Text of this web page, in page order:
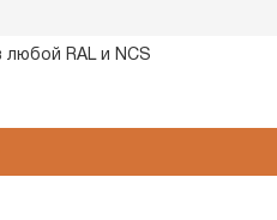
любой RAL и NCS